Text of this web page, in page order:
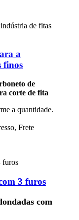
a
finos
de
corte de fita
a quantidade.
Frete
3 furos
com